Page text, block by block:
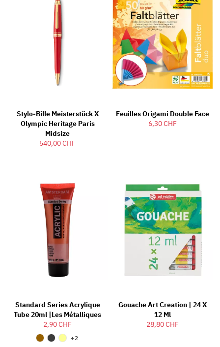
Stylo-Bille Meisterstück X
Olympic Heritage Paris
Midsize
540,00 CHF
Feuilles Origami Double Face
6,30 CHF
Standard Series Acrylique
Tube 20ml |Les Métalliques
2,90 CHF
+2
Gouache Art Creation | 24 X
12 Ml
28,80 CHF